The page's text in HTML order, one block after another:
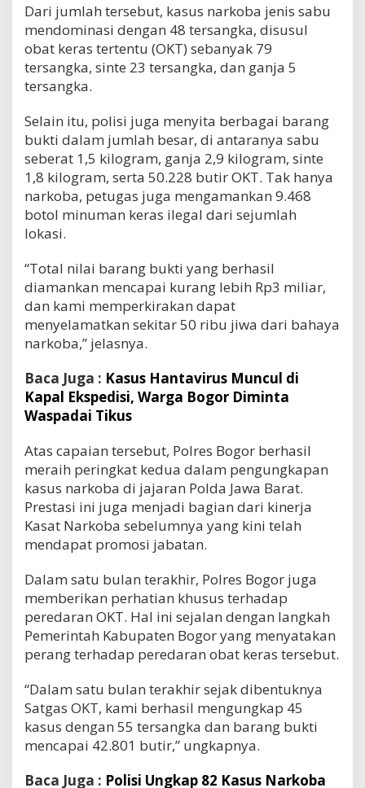
Dari jumlah tersebut, kasus narkoba jenis sabu
mendominasi dengan 48 tersangka, disusul
obat keras tertentu (OKT) sebanyak 79
tersangka, sinte 23 tersangka, dan ganja 5
tersangka.
Selain itu, polisi juga menyita berbagai barang
bukti dalam jumlah besar, di antaranya sabu
seberat 1,5 kilogram, ganja 2,9 kilogram, sinte
1,8 kilogram, serta 50.228 butir OKT. Tak hanya
narkoba, petugas juga mengamankan 9.468
botol minuman keras ilegal dari sejumlah
lokasi.
“Total nilai barang bukti yang berhasil
diamankan mencapai kurang lebih Rp3 miliar,
dan kami memperkirakan dapat
menyelamatkan sekitar 50 ribu jiwa dari bahaya
narkoba,” jelasnya.
Baca Juga : Kasus Hantavirus Muncul di
Kapal Ekspedisi, Warga Bogor Diminta
Waspadai Tikus
Atas capaian tersebut, Polres Bogor berhasil
meraih peringkat kedua dalam pengungkapan
kasus narkoba di jajaran Polda Jawa Barat.
Prestasi ini juga menjadi bagian dari kinerja
Kasat Narkoba sebelumnya yang kini telah
mendapat promosi jabatan.
Dalam satu bulan terakhir, Polres Bogor juga
memberikan perhatian khusus terhadap
peredaran OKT. Hal ini sejalan dengan langkah
Pemerintah Kabupaten Bogor yang menyatakan
perang terhadap peredaran obat keras tersebut.
“Dalam satu bulan terakhir sejak dibentuknya
Satgas OKT, kami berhasil mengungkap 45
kasus dengan 55 tersangka dan barang bukti
mencapai 42.801 butir,” ungkapnya.
Baca Juga : Polisi Ungkap 82 Kasus Narkoba